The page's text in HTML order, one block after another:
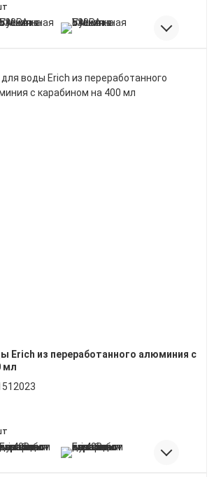
Erich из переработанного алюминия с
мл